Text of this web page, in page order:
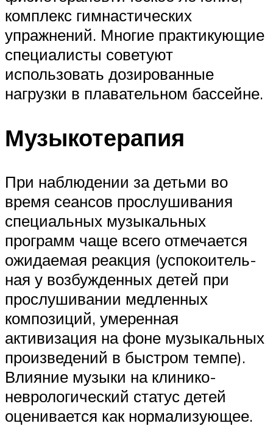
комплекс гимнастических
упражнений. Многие практикующие
специалисты советуют
использовать дозированные
нагрузки в плавательном бассейне.
Музыкотерапия
При наблюдении за детьми во
время сеансов прослушивания
специальных музыкальных
программ чаще всего отмечается
ожидаемая реакция (успокоитель­
ная у возбужденных детей при
прослушивании медленных
компози­ций, умеренная
активизация на фоне музыкальных
произведений в быстром темпе).
Влияние музыки на клинико-
неврологический статус детей
оценивается как нормализующее.